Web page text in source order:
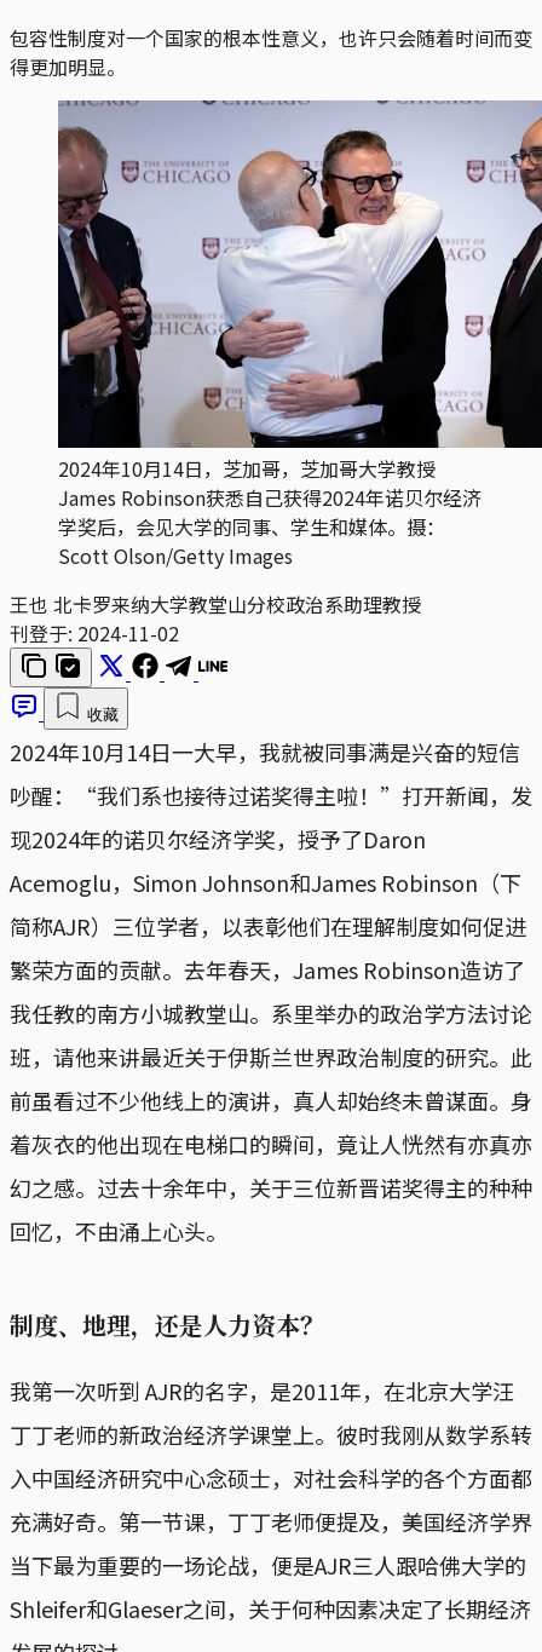
包容性制度对一个国家的根本性意义，也许只会随着时间而变
得更加明显。
2024年10月14日，芝加哥，芝加哥大学教授
James Robinson获悉自己获得2024年诺贝尔经济
学奖后，会见大学的同事、学生和媒体。摄：
Scott Olson/Getty Images
王也 北卡罗来纳大学教堂山分校政治系助理教授
刊登于: 2024-11-02
收藏
2024年10月14日一大早，我就被同事满是兴奋的短信
吵醒：“我们系也接待过诺奖得主啦！”打开新闻，发
现2024年的诺贝尔经济学奖，授予了Daron
Acemoglu，Simon Johnson和James Robinson（下
简称AJR）三位学者，以表彰他们在理解制度如何促进
繁荣方面的贡献。去年春天，James Robinson造访了
我任教的南方小城教堂山。系里举办的政治学方法讨论
班，请他来讲最近关于伊斯兰世界政治制度的研究。此
前虽看过不少他线上的演讲，真人却始终未曾谋面。身
着灰衣的他出现在电梯口的瞬间，竟让人恍然有亦真亦
幻之感。过去十余年中，关于三位新晋诺奖得主的种种
回忆，不由涌上心头。
制度、地理，还是人力资本？
我第一次听到 AJR的名字，是2011年，在北京大学汪
丁丁老师的新政治经济学课堂上。彼时我刚从数学系转
入中国经济研究中心念硕士，对社会科学的各个方面都
充满好奇。第一节课，丁丁老师便提及，美国经济学界
当下最为重要的一场论战，便是AJR三人跟哈佛大学的
Shleifer和Glaeser之间，关于何种因素决定了长期经济